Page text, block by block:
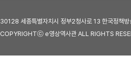
30128 세종특별자치시 정부2청사로 13 한국정
COPYRIGHTⓒ e영상역사관 ALL RIGHTS